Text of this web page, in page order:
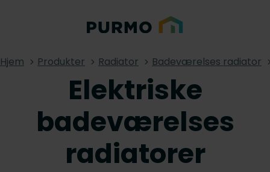
Hjem Produkter Radiator Badeværelses radiator
Elektriske
badeværelses
radiatorer